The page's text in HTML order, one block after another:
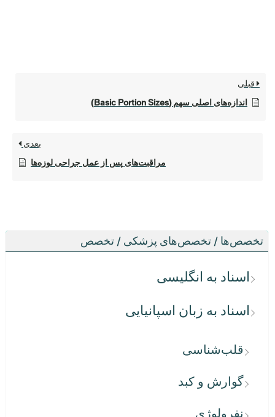
تخصص‌ها / تخصص‌های پزشکی / تخصص
اسناد به انگلیسی
اسناد به زبان اسپانیایی
قلب‌شناسی
گوارش و کبد
نفرولوژی
قبلی
اندازه‌های اصلی سهم (Basic Portion Sizes)
بعدی
مراقبت‌های پس از عمل جراحی لوزه‌ها